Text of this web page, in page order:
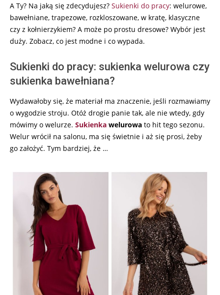
A Ty? Na jaką się zdecydujesz? Sukienki do pracy: welurowe,
bawełniane, trapezowe, rozkloszowane, w kratę, klasyczne
czy z kołnierzykiem? A może po prostu dresowe? Wybór jest
duży. Zobacz, co jest modne i co wypada.
Sukienki do pracy: sukienka welurowa czy
sukienka bawełniana?
Wydawałoby się, że materiał ma znaczenie, jeśli rozmawiamy
o wygodzie stroju. Otóż drogie panie tak, ale nie wtedy, gdy
mówimy o welurze. Sukienka welurowa to hit tego sezonu.
Welur wrócił na salonu, ma się świetnie i aż się prosi, żeby
go założyć. Tym bardziej, że …